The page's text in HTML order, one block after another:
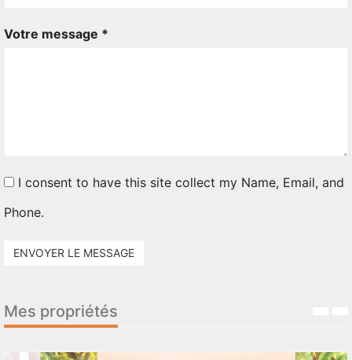
Votre message *
I consent to have this site collect my Name, Email, and
Phone.
ENVOYER LE MESSAGE
Mes propriétés